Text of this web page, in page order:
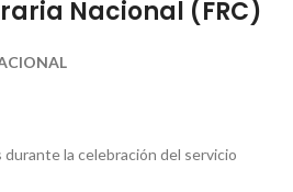
Nacional (FRC)
la celebración del servicio